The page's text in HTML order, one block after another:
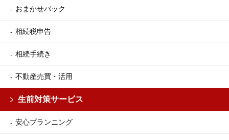
おまかせパック
相続税申告
相続手続き
不動産売買・活用
生前対策サービス
安心プランニング